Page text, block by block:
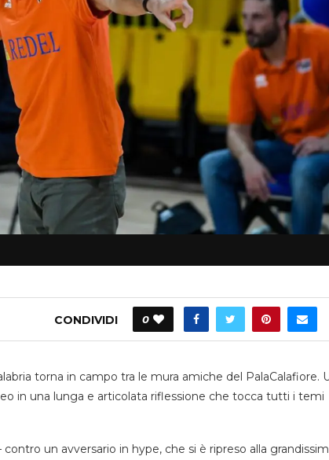
CONDIVIDI 0
torna in campo tra le mura amiche del PalaCalafiore.
in una lunga e articolata riflessione che tocca tutti i temi
un avversario in hype, che si è ripreso alla